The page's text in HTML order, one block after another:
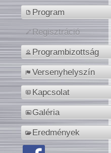
Program
Regisztráció
Programbizottság
Versenyhelyszín
Kapcsolat
Galéria
Eredmények